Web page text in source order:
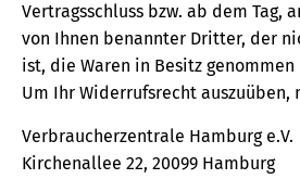
Vertragsschluss bzw. ab dem Tag,
von Ihnen benannter Dritter, der
ist, die Waren in Besitz genommen
Um Ihr Widerrufsrecht auszuüben,
Verbraucherzentrale Hamburg
Kirchenallee 22, 20099 Hamburg